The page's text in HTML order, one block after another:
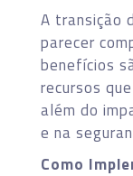
A transição
parecer
benefícios
recursos
além do
e na
Como